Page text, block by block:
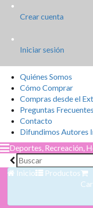
Crear cuenta
Iniciar sesión
Quiénes Somos
Cómo Comprar
Compras desde el
Preguntas Frecuentes
Contacto
Difundimos Autores
Deportes, Recreación,
Inicio
Productos